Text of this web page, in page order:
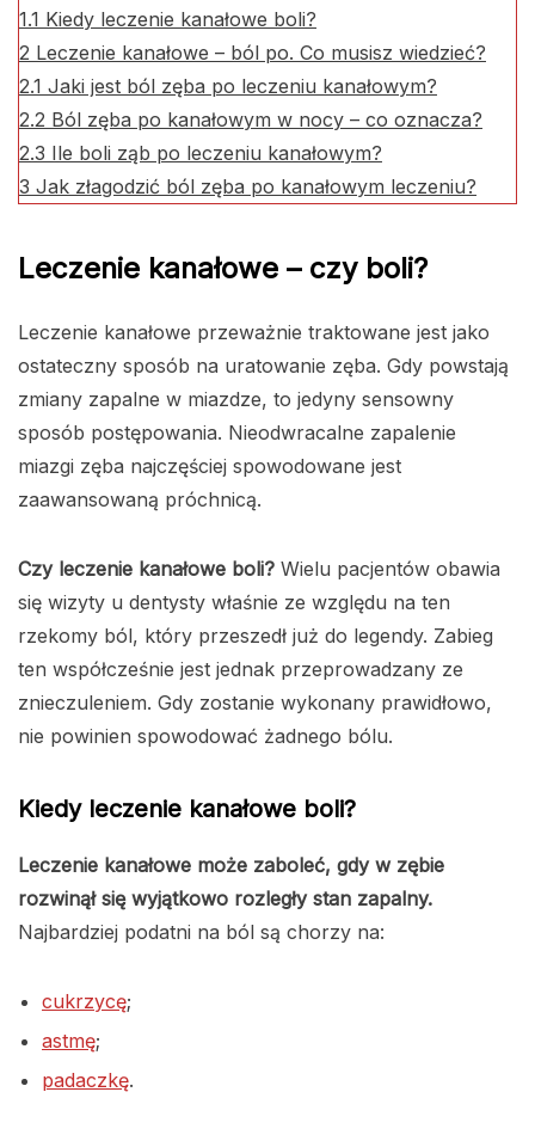
1.1 Kiedy leczenie kanałowe boli?
2 Leczenie kanałowe – ból po. Co musisz wiedzieć?
2.1 Jaki jest ból zęba po leczeniu kanałowym?
2.2 Ból zęba po kanałowym w nocy – co oznacza?
2.3 Ile boli ząb po leczeniu kanałowym?
3 Jak złagodzić ból zęba po kanałowym leczeniu?
Leczenie kanałowe – czy boli?
Leczenie kanałowe przeważnie traktowane jest jako
ostateczny sposób na uratowanie zęba. Gdy powstają
zmiany zapalne w miazdze, to jedyny sensowny
sposób postępowania. Nieodwracalne zapalenie
miazgi zęba najczęściej spowodowane jest
zaawansowaną próchnicą.
Czy leczenie kanałowe boli? Wielu pacjentów obawia
się wizyty u dentysty właśnie ze względu na ten
rzekomy ból, który przeszedł już do legendy. Zabieg
ten współcześnie jest jednak przeprowadzany ze
znieczuleniem. Gdy zostanie wykonany prawidłowo,
nie powinien spowodować żadnego bólu.
Kiedy leczenie kanałowe boli?
Leczenie kanałowe może zaboleć, gdy w zębie
rozwinął się wyjątkowo rozległy stan zapalny.
Najbardziej podatni na ból są chorzy na:
cukrzycę;
astmę;
padaczkę.